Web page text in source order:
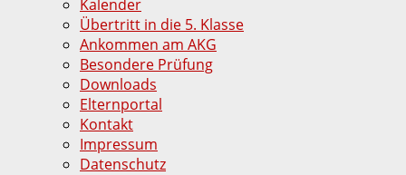
Kalender
Übertritt in die 5. Klasse
Ankommen am AKG
Besondere Prüfung
Downloads
Elternportal
Kontakt
Impressum
Datenschutz